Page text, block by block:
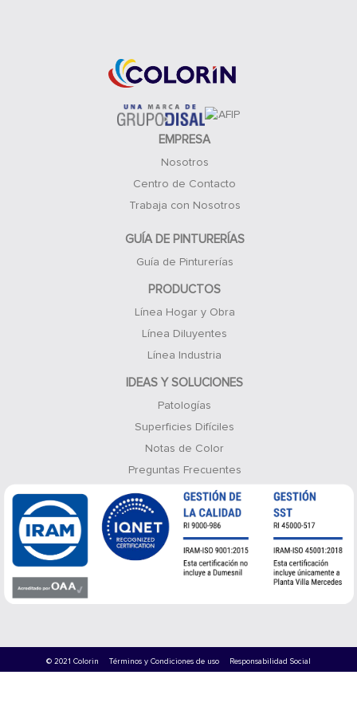
EMPRESA
Nosotros
Centro de Contacto
Trabaja con Nosotros
GUÍA DE PINTURERÍAS
Guía de Pinturerías
PRODUCTOS
Línea Hogar y Obra
Línea Diluyentes
Línea Industria
IDEAS Y SOLUCIONES
Patologías
Superficies Difíciles
Notas de Color
Preguntas Frecuentes
© 2021 Colorin Términos y Condiciones de uso Responsabilidad Social